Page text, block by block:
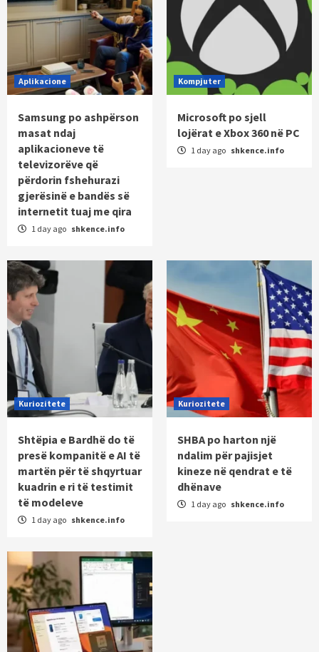
Aplikacione
Samsung po ashpërson
masat ndaj
aplikacioneve të
televizorëve që
përdorin fshehurazi
gjerësinë e bandës së
internetit tuaj me qira
1 day ago shkence.info
Kompjuter
Microsoft po sjell
lojërat e Xbox 360 në PC
1 day ago shkence.info
Kuriozitete
Shtëpia e Bardhë do të
presë kompanitë e AI të
martën për të shqyrtuar
kuadrin e ri të testimit
të modeleve
1 day ago shkence.info
Kuriozitete
SHBA po harton një
ndalim për pajisjet
kineze në qendrat e të
dhënave
1 day ago shkence.info